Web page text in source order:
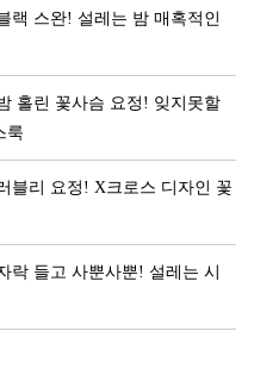
랙 스완! 설레는 밤 매혹적인
홀린 꽃사슴 요정! 잊지못할
룩
블리 요정! X크로스 디자인 꽃
락 들고 사뿐사뿐! 설레는 시